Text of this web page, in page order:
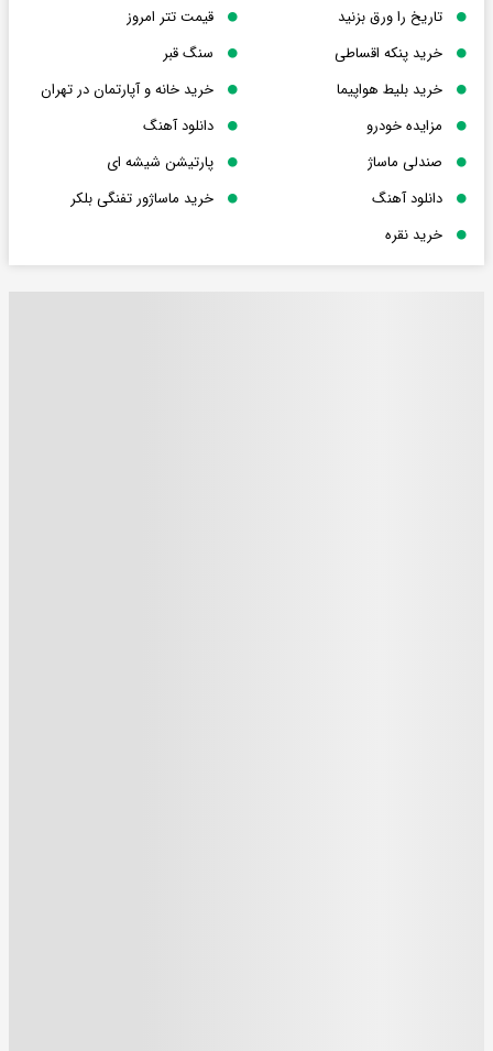
تاریخ را ورق بزنید
قیمت تتر امروز
خرید پنکه اقساطی
سنگ قبر
خرید بلیط هواپیما
خرید خانه و آپارتمان در تهران
مزایده خودرو
دانلود آهنگ
صندلی ماساژ
پارتیشن شیشه ای
دانلود آهنگ
خرید ماساژور تفنگی بلکر
خرید نقره